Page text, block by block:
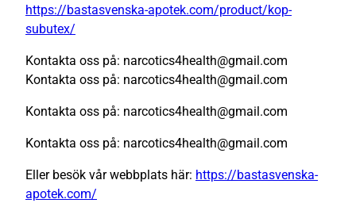
https://bastasvenska-apotek.com/product/kop-
subutex/
Kontakta oss på: narcotics4health@gmail.com
Kontakta oss på: narcotics4health@gmail.com
Kontakta oss på: narcotics4health@gmail.com
Kontakta oss på: narcotics4health@gmail.com
Eller besök vår webbplats här: https://bastasvenska-
apotek.com/